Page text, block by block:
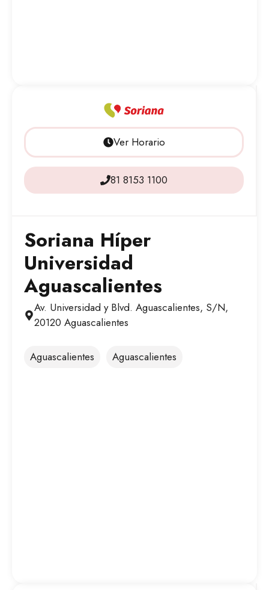
Ver Horario
81 8153 1100
Soriana Híper
Universidad
Aguascalientes
Av. Universidad y Blvd. Aguascalientes, S/N,
20120 Aguascalientes
Aguascalientes Aguascalientes